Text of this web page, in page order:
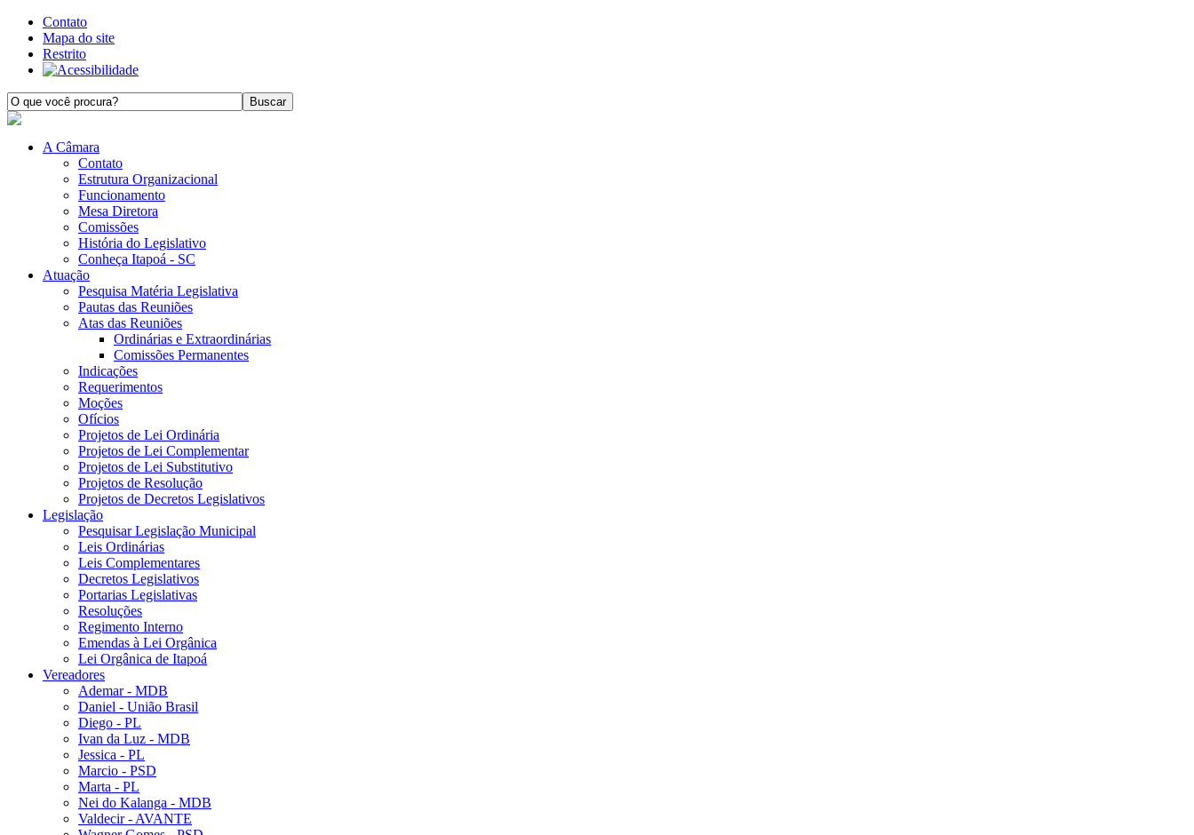
Contato
Mapa do site
Restrito
A Câmara
Contato
Estrutura Organizacional
Funcionamento
Mesa Diretora
Comissões
História do Legislativo
Conheça Itapoá - SC
Atuação
Pesquisa Matéria Legislativa
Pautas das Reuniões
Atas das Reuniões
Ordinárias e Extraordinárias
Comissões Permanentes
Indicações
Requerimentos
Moções
Ofícios
Projetos de Lei Ordinária
Projetos de Lei Complementar
Projetos de Lei Substitutivo
Projetos de Resolução
Projetos de Decretos Legislativos
Legislação
Pesquisar Legislação Municipal
Leis Ordinárias
Leis Complementares
Decretos Legislativos
Portarias Legislativas
Resoluções
Regimento Interno
Emendas à Lei Orgânica
Lei Orgânica de Itapoá
Vereadores
Ademar - MDB
Daniel - União Brasil
Diego - PL
Ivan da Luz - MDB
Jessica - PL
Marcio - PSD
Marta - PL
Nei do Kalanga - MDB
Valdecir - AVANTE